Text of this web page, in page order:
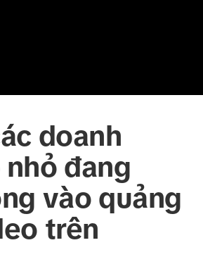
doanh
đang
vào quảng
trên